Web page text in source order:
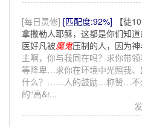
[每日灵修] [匹配度:92%]
【徒
拿撒勒人耶稣，这都是你们知道
医好凡被魔鬼压制的人，因为神
主啊，你与我同在吗？求你带
等降卑…求你在环境中光照我
什么？……人的鼓励…称赞…不
的“高&r...